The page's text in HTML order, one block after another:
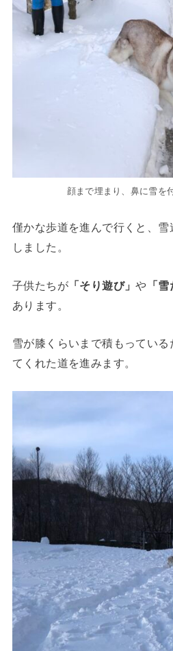
顔まで埋まり、鼻に雪を
僅かな歩道を進んで行くと、
しました。
子供たちが「そり遊び」や 「
あります。
雪が膝くらいまで積もってい
てくれた道を進みます。